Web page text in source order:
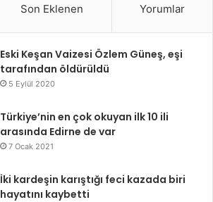
Son Eklenen Yorumlar
Eski Keşan Vaizesi Özlem Güneş, eşi
tarafından öldürüldü
5 Eylül 2020
Türkiye’nin en çok okuyan ilk 10 ili
arasında Edirne de var
7 Ocak 2021
İki kardeşin karıştığı feci kazada biri
hayatını kaybetti